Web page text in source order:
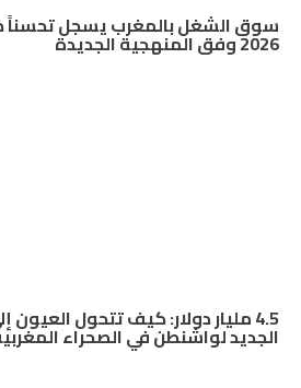
سوق الشغل بالمغرب يسجل تحسناً
2026 وفق المنهجية الجديدة
4.5 مليار دولار: كيف تتحول العيون
الجديد لواشنطن في الصحراء